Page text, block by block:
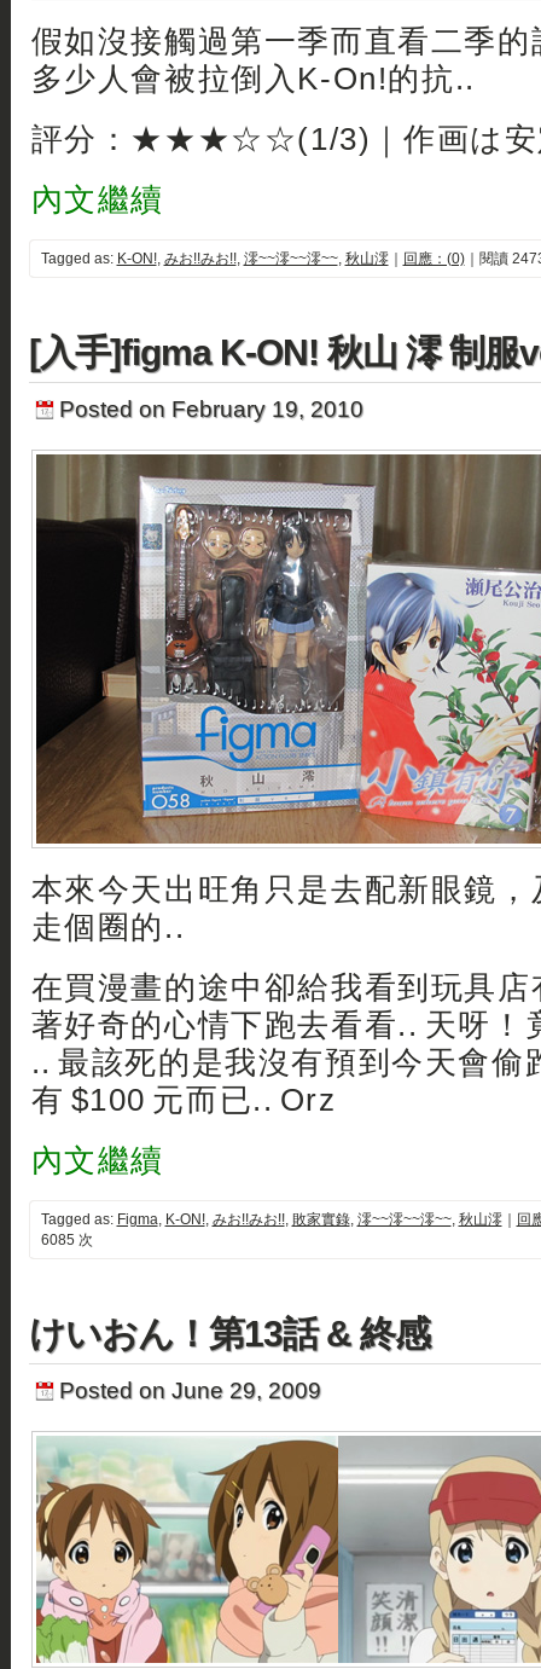
假如沒接觸過第一季而直看二季
多少人會被拉倒入K-On!的抗..
評分：★★★☆☆(1/3)｜作画は安
內文繼續
Tagged as: K-ON!, みお!!みお!!, 澪~~澪~~澪~~, 秋山澪｜ 回應：(0)｜閱讀
[入手]figma K-ON! 秋山 澪 制服
Posted on February 19, 2010
本來今天出旺角只是去配新眼鏡
走個圈的..
在買漫畫的途中卻給我看到玩具
著好奇的心情下跑去看看.. 天呀！
.. 最該死的是我沒有預到今天會偷
有 $100 元而已.. Orz
內文繼續
Tagged as: Figma, K-ON!, みお!!みお!!, 敗家實錄, 澪~~澪~~澪~~, 秋山澪｜
回
6085 次
けいおん！第13話 & 終感
Posted on June 29, 2009